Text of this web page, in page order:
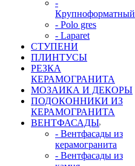
-
Крупноформатный
- Polo gres
- Laparet
СТУПЕНИ
ПЛИНТУСЫ
РЕЗКА
КЕРАМОГРАНИТА
МОЗАИКА И ДЕКОРЫ
ПОДОКОННИКИ ИЗ
КЕРАМОГРАНИТА
ВЕНТФАСАДЫ
- Вентфасады из
керамогранита
- Вентфасады из